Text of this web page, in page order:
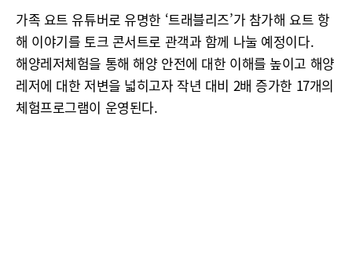
가족 요트 유튜버로 유명한 ‘트래블리즈’가 참가해 요트 항
해 이야기를 토크 콘서트로 관객과 함께 나눌 예정이다.
해양레저체험을 통해 해양 안전에 대한 이해를 높이고 해양
레저에 대한 저변을 넓히고자 작년 대비 2배 증가한 17개의
체험프로그램이 운영된다.